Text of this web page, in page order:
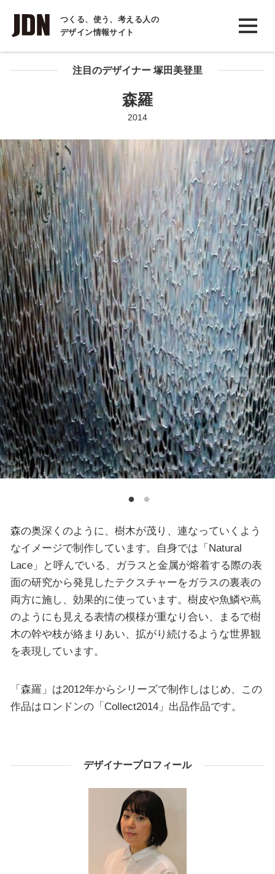
つくる、使う、考える人の
デザイン情報サイト
INTERVIEW
インタビュー
REPORT注目のデザイナー 塚田美登里
森羅
2014
森の奥深くのように、樹木が茂り、連なっていくよう
なイメージで制作しています。自身では「Natural
Lace」と呼んでいる、ガラスと金属が熔着する際の表
面の研究から発見したテクスチャーをガラスの裏表の
両方に施し、効果的に使っています。樹皮や魚鱗や蔦
のようにも見える表情の模様が重なり合い、まるで樹
木の幹や枝が絡まりあい、拡がり続けるような世界観
を表現しています。
「森羅」は2012年からシリーズで制作しはじめ、この
作品はロンドンの「Collect2014」出品作品です。
デザイナープロフィール